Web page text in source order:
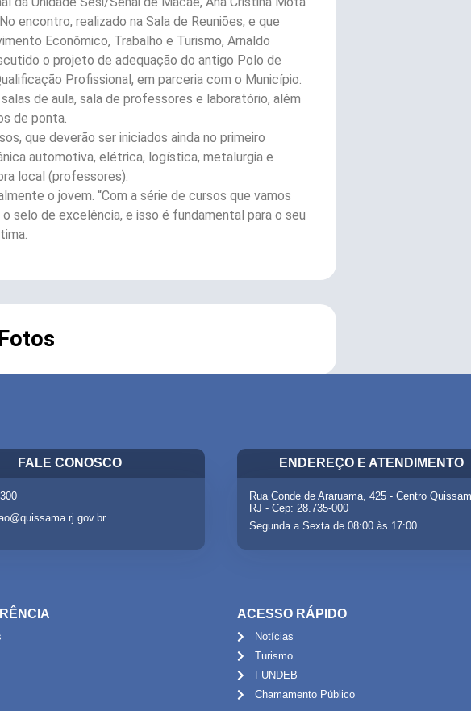
encontro, realizado na Sala de Reuniões, e que
Econômico, Trabalho e Turismo, Arnaldo
o projeto de adequação do antigo Polo de
Profissional, em parceria com o Município.
de aula, sala de professores e laboratório, além
de ponta.
que deverão ser iniciados ainda no primeiro
automotiva, elétrica, logística, metalurgia e
local (professores).
o jovem. “Com a série de cursos que vamos
selo de excelência, e isso é fundamental para o seu
FALE CONOSCO ENDEREÇO E ATENDIMENTO
Rua Conde de Araruama, 425 - Centro
RJ - Cep: 28.735-000
Segunda a Sexta de 08:00 às 17:00
ACESSO RÁPIDO
Notícias
Turismo
FUNDEB
Chamamento Público